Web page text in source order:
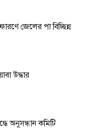
জেলের পা বিচ্ছিন্ন
উদ্ধার
অনুসন্ধান কমিটি